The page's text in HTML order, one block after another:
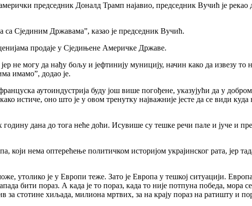
председник Доналд Трамп најавио, председник Вучић је рекао
са Сјединим Државама”, казао је председник Вучић.
продаје у Сједињене Америчке Државе.
не могу да нађу бољу и јефтинију муницију, начин како да извезу
имамо”, додао је.
аутоиндустрија буду још више погођене, указујући да у
истиче, оно што је у овом тренутку најважније јесте да се види
дана до тога неће доћи. Исувише су тешке речи пале и јуче и
нема оптерећење политичком историјом украјинског рата, јер
утолико је у Европи теже. Зато је Европа у тешкој ситуацији.
бити пораз. А када је то пораз, када то није потпуна победа, мора
за стотине хиљада, милиона мртвих, за на крају пораз на ратишту и